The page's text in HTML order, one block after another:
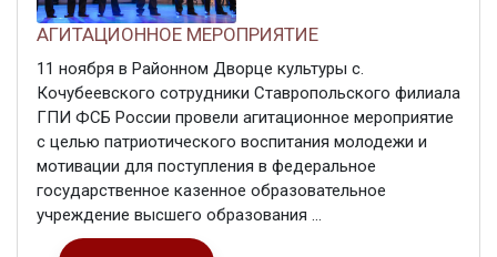
АГИТАЦИОННОЕ МЕРОПРИЯТИЕ
11 ноября в Районном Дворце культуры с.
Кочубеевского сотрудники Ставропольского филиала
ГПИ ФСБ России провели агитационное мероприятие
с целью патриотического воспитания молодежи и
мотивации для поступления в федеральное
государственное казенное образовательное
учреждение высшего образования ...